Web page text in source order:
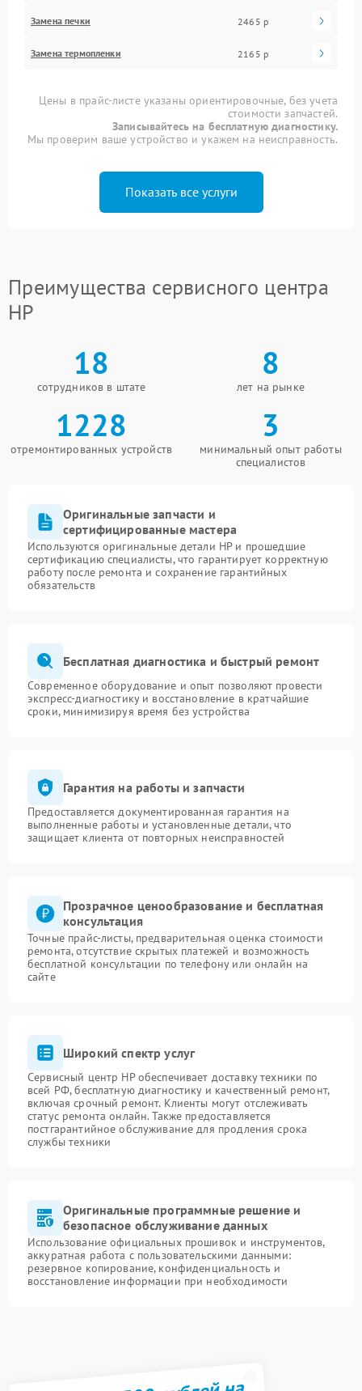
Замена печки 2465 р
Замена термопленки 2165 р
Цены в прайс-листе указаны ориентировочные, без учета
стоимости запчастей.
Записывайтесь на бесплатную диагностику.
Мы проверим ваше устройство и укажем на неисправность.
Показать все услуги
Преимущества сервисного центра
HP
18
сотрудников в штате
8
лет на рынке
1228
отремонтированных устройств
3
минимальный опыт работы
специалистов
Оригинальные запчасти и
сертифицированные мастера
Используются оригинальные детали HP и прошедшие
сертификацию специалисты, что гарантирует корректную
работу после ремонта и сохранение гарантийных
обязательств
Бесплатная диагностика и быстрый ремонт
Современное оборудование и опыт позволяют провести
экспресс-диагностику и восстановление в кратчайшие
сроки, минимизируя время без устройства
Гарантия на работы и запчасти
Предоставляется документированная гарантия на
выполненные работы и установленные детали, что
защищает клиента от повторных неисправностей
Прозрачное ценообразование и бесплатная
консультация
Точные прайс-листы, предварительная оценка стоимости
ремонта, отсутствие скрытых платежей и возможность
бесплатной консультации по телефону или онлайн на
сайте
Широкий спектр услуг
Сервисный центр HP обеспечивает доставку техники по
всей РФ, бесплатную диагностику и качественный ремонт,
включая срочный ремонт. Клиенты могут отслеживать
статус ремонта онлайн. Также предоставляется
постгарантийное обслуживание для продления срока
службы техники
Оригинальные программные решение и
безопасное обслуживание данных
Использование официальных прошивок и инструментов,
аккуратная работа с пользовательскими данными:
резервное копирование, конфиденциальность и
восстановление информации при необходимости